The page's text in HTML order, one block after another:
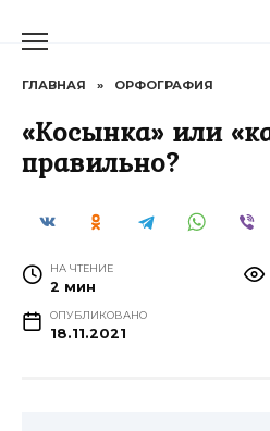
ГЛАВНАЯ » ОРФОГРАФИЯ
«Косынка» или
правильно?
НА ЧТЕНИЕ
2 мин
ОПУБЛИКОВАНО
18.11.2021